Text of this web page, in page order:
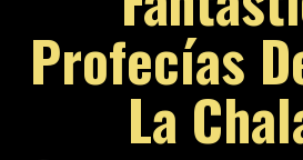
Profecías
La